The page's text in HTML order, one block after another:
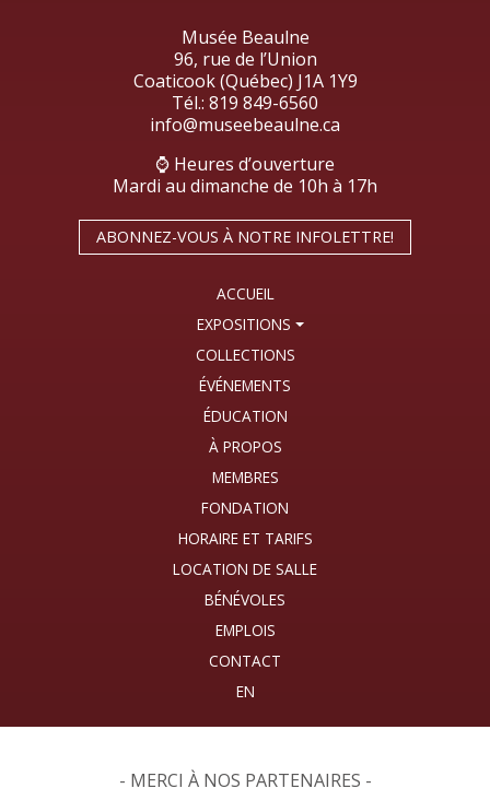
Musée Beaulne
96, rue de l’Union
Coaticook (Québec) J1A 1Y9
Tél.: 819 849-6560
info@museebeaulne.ca
⌚ Heures d’ouverture
Mardi au dimanche de 10h à 17h
ABONNEZ-VOUS À NOTRE INFOLETTRE!
ACCUEIL
EXPOSITIONS
COLLECTIONS
ÉVÉNEMENTS
ÉDUCATION
À PROPOS
MEMBRES
FONDATION
HORAIRE ET TARIFS
LOCATION DE SALLE
BÉNÉVOLES
EMPLOIS
CONTACT
- MERCI À NOS PARTENAIRES -